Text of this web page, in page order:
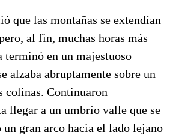
que las montañas se exten­dían
al fin, muchas horas más
en un majestuoso
alzaba abruptamente sobre un
colinas. Continuaron
llegar a un umbrío valle que se
gran arco hacia el lado lejano